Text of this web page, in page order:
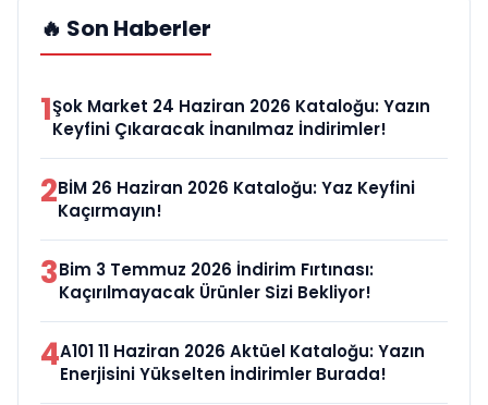
🔥 Son Haberler
1Şok Market 24 Haziran 2026 Kataloğu: Yazın
Keyfini Çıkaracak İnanılmaz İndirimler!
2BİM 26 Haziran 2026 Kataloğu: Yaz Keyfini
Kaçırmayın!
3Bim 3 Temmuz 2026 İndirim Fırtınası:
Kaçırılmayacak Ürünler Sizi Bekliyor!
4A101 11 Haziran 2026 Aktüel Kataloğu: Yazın
Enerjisini Yükselten İndirimler Burada!